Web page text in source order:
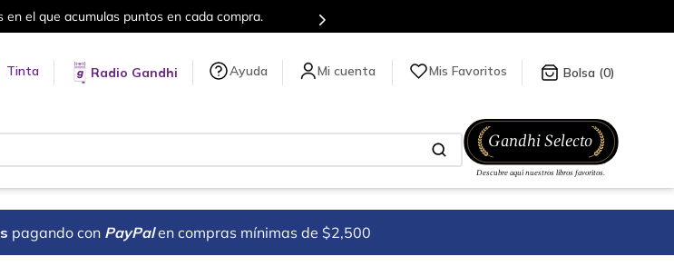
cada compra. Más de 5 millones de títulos en nuestra tienda en línea.
Tinta Radio Gandhi Ayuda Mis Favoritos 0
pagando con PayPal en compras mínimas de $2,500